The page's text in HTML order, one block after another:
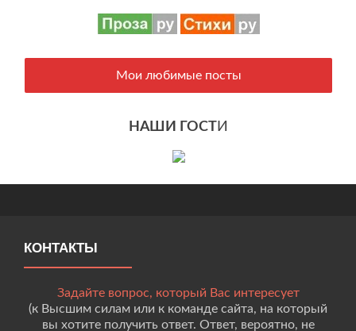
Мои любимые посты
НАШИ ГОСТИ
КОНТАКТЫ
Задайте вопрос, который Вас интересует
(к Высшим силам или к команде сайта, на который
вы хотите получить ответ. Ответ, вероятно, не